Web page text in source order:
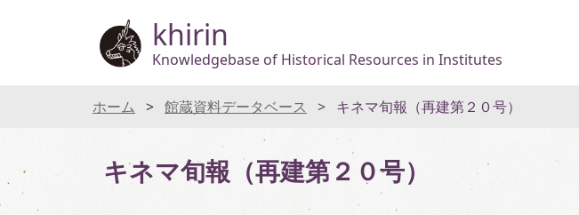
khirin
Knowledgebase of Historical Resources in Institutes
ホーム 館蔵資料データベース キネマ旬報（再建第２０号）
キネマ旬報（再建第２０号）